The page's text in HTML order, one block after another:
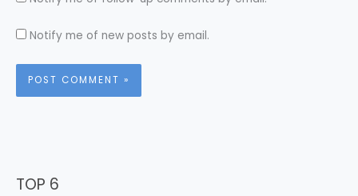
Notify me of new posts by email.
TOP 6